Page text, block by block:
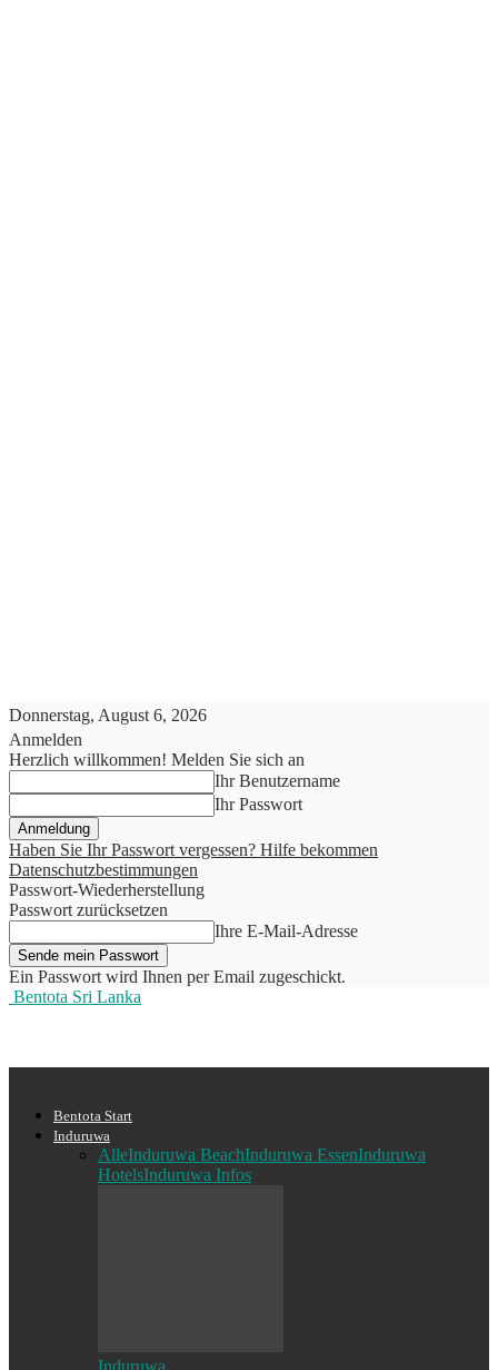
Donnerstag, August 6, 2026
Anmelden
Herzlich willkommen! Melden Sie sich an
Ihr Benutzername
Ihr Passwort
Haben Sie Ihr Passwort vergessen? Hilfe bekommen
Datenschutzbestimmungen
Passwort-Wiederherstellung
Passwort zurücksetzen
Ihre E-Mail-Adresse
Ein Passwort wird Ihnen per Email zugeschickt.
Bentota Sri Lanka
Bentota Start
Induruwa
AlleInduruwa BeachInduruwa EssenInduruwa
HotelsInduruwa Infos
Induruwa